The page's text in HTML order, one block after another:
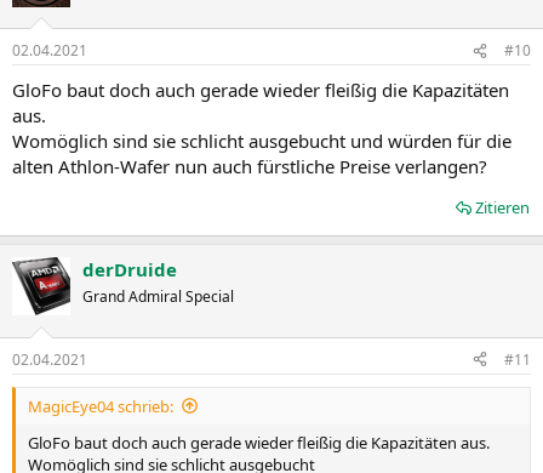
02.04.2021 #10
GloFo baut doch auch gerade wieder fleißig die Kapazitäten
aus.
Womöglich sind sie schlicht ausgebucht und würden für die
alten Athlon-Wafer nun auch fürstliche Preise verlangen?
Zitieren
derDruide
Grand Admiral Special
02.04.2021 #11
MagicEye04 schrieb:
GloFo baut doch auch gerade wieder fleißig die Kapazitäten aus.
Womöglich sind sie schlicht ausgebucht